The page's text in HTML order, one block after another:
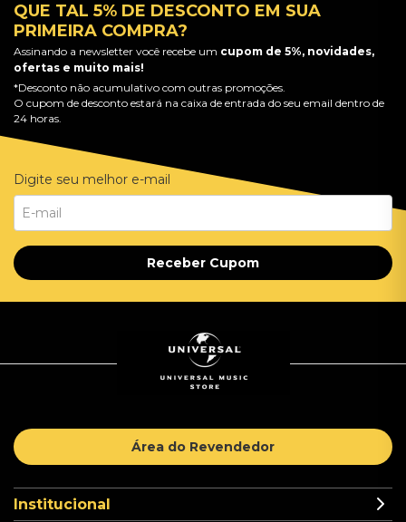
QUE TAL 5% DE DESCONTO EM SUA
PRIMEIRA COMPRA?
Assinando a newsletter você recebe um cupom de 5%, novidades,
ofertas e muito mais!
*Desconto não acumulativo com outras promoções.
O cupom de desconto estará na caixa de entrada do seu email dentro de
24 horas.
Digite seu melhor e-mail
Receber Cupom
Área do Revendedor
Institucional